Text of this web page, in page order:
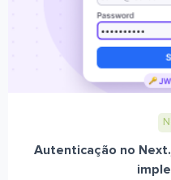
Autenticação no